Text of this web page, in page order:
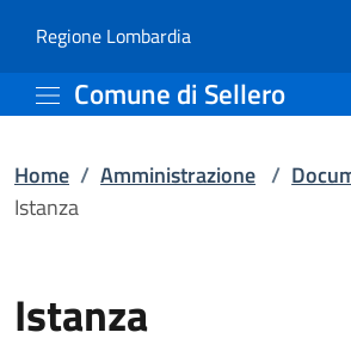
Istanza |
Regione Lombardia(apre in un'altra
Comune di Sellero
Home / Amministrazione /
Istanza
Istanza